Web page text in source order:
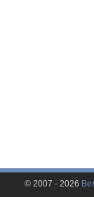
© 2007 - 2026